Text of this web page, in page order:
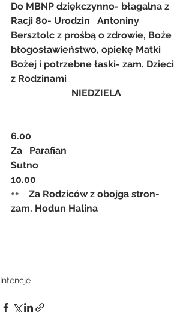
Do MBNP dziękczynno- błagalna z
Racji 80- Urodzin   Antoniny
Bersztolc z prośbą o zdrowie, Boże
błogosławieństwo, opiekę Matki
Bożej i potrzebne łaski- zam. Dzieci
z Rodzinami
NIEDZIELA
6.00
Za   Parafian
Sutno
10.00
++    Za Rodziców z obojga stron-
zam. Hodun Halina
Intencje